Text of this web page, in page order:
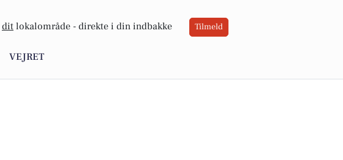
dit lokalområde - direkte i din indbakke Tilmeld
VEJRET